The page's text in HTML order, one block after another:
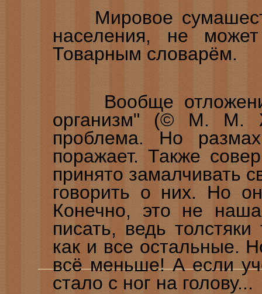
Мировое
населения, не
Товарным словарём.
Вообще отложение
организм" (© М. М.
проблема. Но
поражает. Также
принято замалчивать
говорить о них. Но
Конечно, это не
писать, ведь
как и все остальные.
всё меньше! А если
стало с ног на голову...